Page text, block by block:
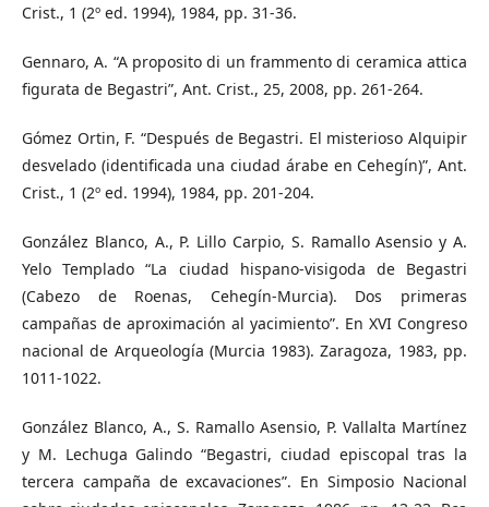
Crist., 1 (2º ed. 1994), 1984, pp. 31-36.
Gennaro, A. “A proposito di un frammento di ceramica attica
figurata de Begastri”, Ant. Crist., 25, 2008, pp. 261-264.
Gómez Ortin, F. “Después de Begastri. El misterioso Alquipir
desvelado (identificada una ciudad árabe en Cehegín)”, Ant.
Crist., 1 (2º ed. 1994), 1984, pp. 201-204.
González Blanco, A., P. Lillo Carpio, S. Ramallo Asensio y A.
Yelo Templado “La ciudad hispano-visigoda de Begastri
(Cabezo de Roenas, Cehegín-Murcia). Dos primeras
campañas de aproximación al yacimiento”. En XVI Congreso
nacional de Arqueología (Murcia 1983). Zaragoza, 1983, pp.
1011-1022.
González Blanco, A., S. Ramallo Asensio, P. Vallalta Martínez
y M. Lechuga Galindo “Begastri, ciudad episcopal tras la
tercera campaña de excavaciones”. En Simposio Nacional